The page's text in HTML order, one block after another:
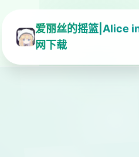
爱丽丝的摇篮|Alice
网下载